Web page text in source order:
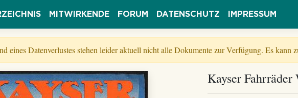
MITWIRKENDE FORUM DATENSCHUTZ IMPRESSUM
eines Datenverlustes stehen leider aktuell nicht alle Dokumente zur Verfügung. Es
Kayser